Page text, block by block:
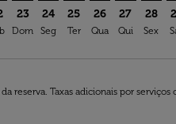
23
Dom
24
Seg
25
Ter
26
Qua
27
Qui
28
Sex
reserva. Taxas adicionais por serviços